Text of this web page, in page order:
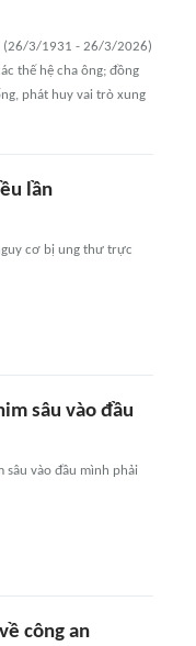
(26/3/1931 - 26/3/2026)
thế hệ cha ông; đồng
phát huy vai trò xung
lần
cơ bị ung thư trực
sâu vào đầu
sâu vào đầu mình phải
công an